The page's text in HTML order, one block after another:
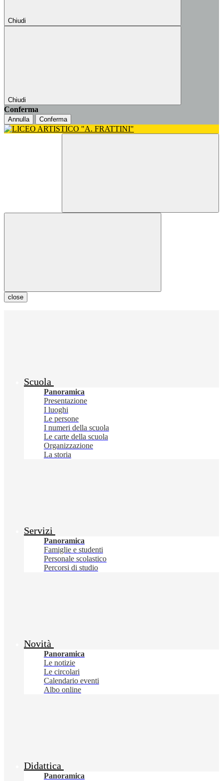
Chiudi
Chiudi
Conferma
Annulla Conferma
close
Scuola
Panoramica
Presentazione
I luoghi
Le persone
I numeri della scuola
Le carte della scuola
Organizzazione
La storia
Servizi
Panoramica
Famiglie e studenti
Personale scolastico
Percorsi di studio
Novità
Panoramica
Le notizie
Le circolari
Calendario eventi
Albo online
Didattica
Panoramica